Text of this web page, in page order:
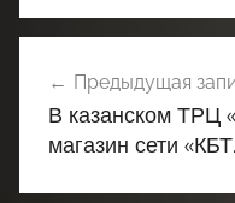
по
записям
Предыдущая
В казанском ТРЦ
магазин сети